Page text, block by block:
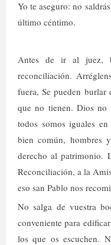
Yo te aseguro: no
último céntimo.
Antes de ir al juez,
reconciliación.
fuera, Se pueden burlar
que no tienen. Dios no
todos somos iguales
bien común, hombres
derecho al patrimonio.
Reconciliación, a la
eso san Pablo nos
No salga de vuestra
conveniente para
los que os escuchen.